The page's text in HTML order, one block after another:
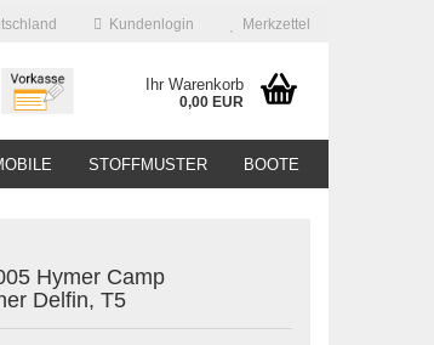
Kundenlogin Merkzettel
Ihr Warenkorb
0,00 EUR
STOFFMUSTER BOOTE
Hymer Camp
Delfin, T5